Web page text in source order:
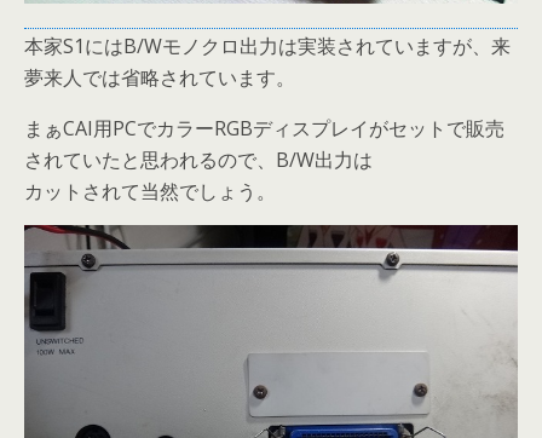
本家S1にはB/Wモノクロ出力は実装されていますが、来
夢来人では省略されています。
まぁCAI用PCでカラーRGBディスプレイがセットで販売
されていたと思われるので、B/W出力は
カットされて当然でしょう。